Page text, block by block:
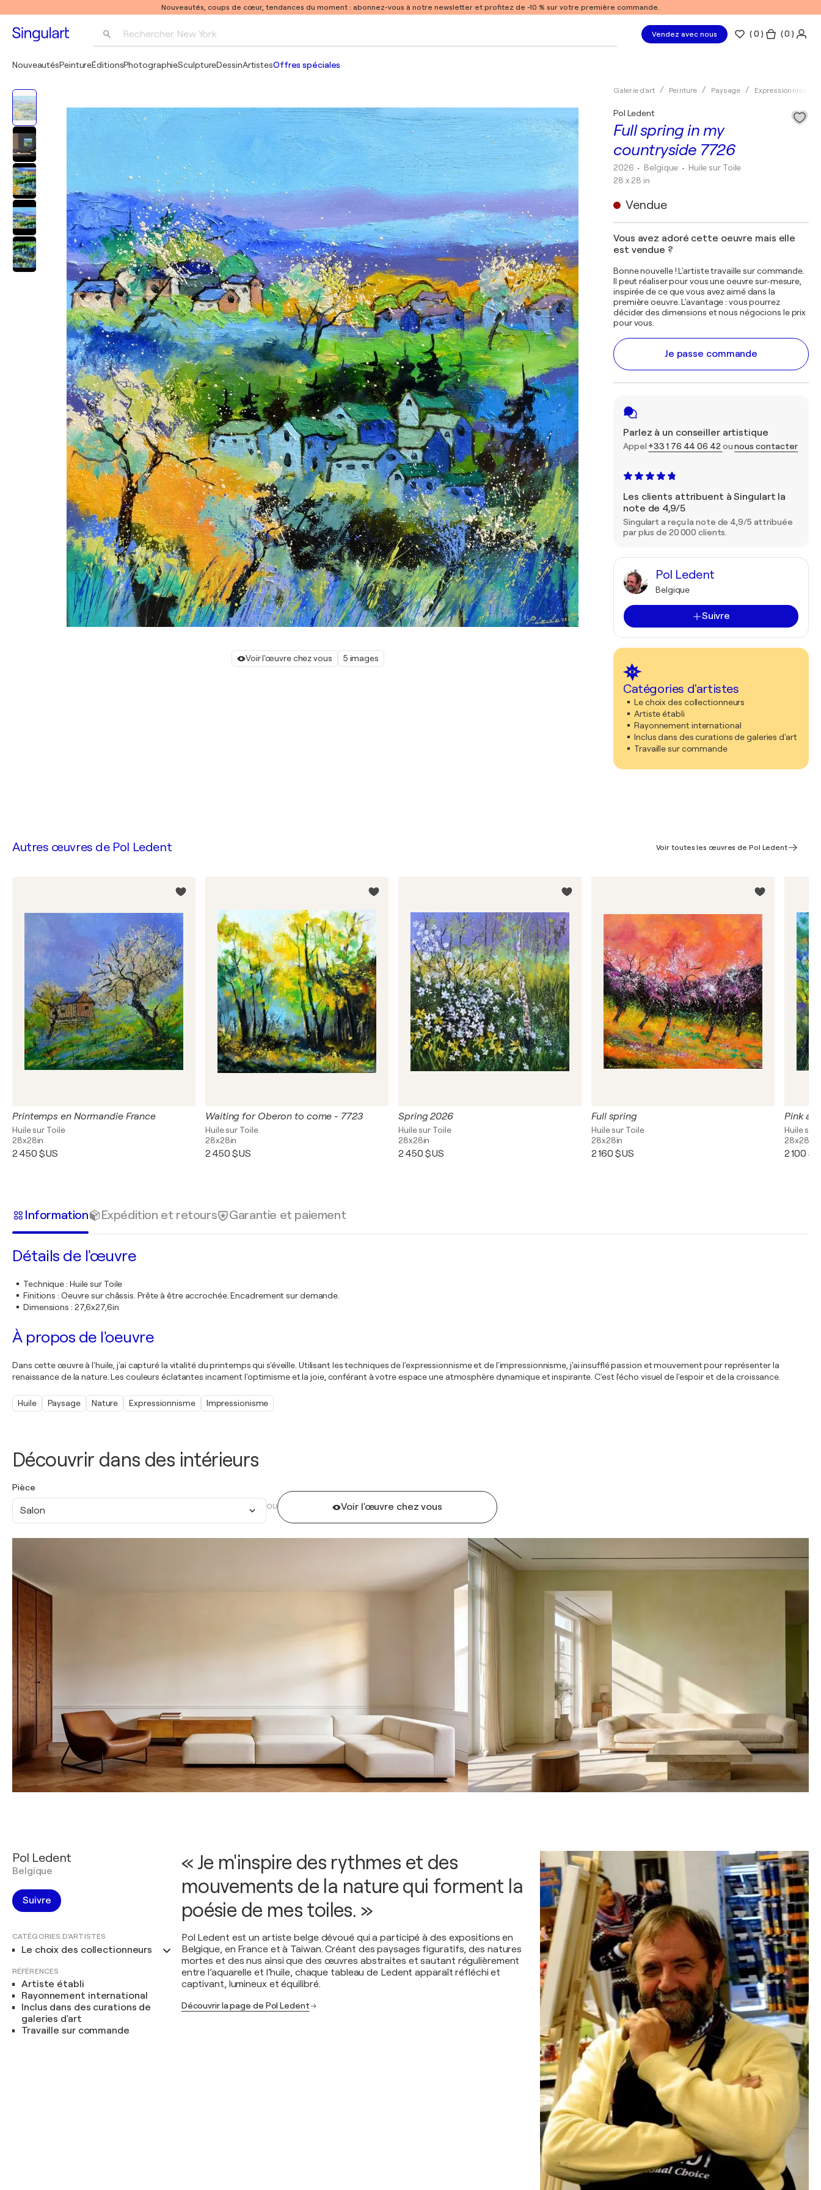
Nouveautés, coups de cœur, tendances du moment : abonnez-vous à notre newsletter et profitez de -10 % sur votre première commande.
Rechercher New York
Pablo Picasso
Vendez avec nous (0 ) ( 0 )
NouveautésPeintureÉditionsPhotographieSculptureDessinArtistesOffres spéciales
Voir l'œuvre chez vous 5 images
Galerie d'art Peinture Paysage Expressionnisme
Full spring in my
countryside 7726
Pol Ledent
2026 • Belgique • Huile sur Toile
28 x 28 in
Vendue
Vous avez adoré cette oeuvre mais elle
est vendue ?
Bonne nouvelle ! L'artiste travaille sur commande.
Il peut réaliser pour vous une oeuvre sur-mesure,
inspirée de ce que vous avez aimé dans la
première oeuvre. L'avantage : vous pourrez
décider des dimensions et nous négocions le prix
pour vous.
Je passe commande
Parlez à un conseiller artistique
Appel +33 1 76 44 06 42 ounous contacter
Les clients attribuent à Singulart la
note de 4,9/5
Singulart a reçu la note de 4,9/5 attribuée
par plus de 20 000 clients.
Pol Ledent
Belgique
Suivre
Catégories d'artistes
Le choix des collectionneurs
Artiste établi
Rayonnement international
Inclus dans des curations de galeries d'art
Travaille sur commande
Découvrir dans des intérieurs
Pièce
Salon OU Voir l'œuvre chez vous
Autres œuvres de Pol Ledent Voir toutes les œuvres de Pol Ledent
Printemps en Normandie France
Huile sur Toile
28x28in
2 450 $US
Waiting for Oberon to come - 7723
Huile sur Toile
28x28in
2 450 $US
Spring 2026
Huile sur Toile
28x28in
2 450 $US
Full spring
Huile sur Toile
28x28in
2 160 $US
Pink
Huile sur
28x28in
2 100
Information Expédition et retours Garantie et paiement
Détails de l'œuvre
Technique: Huile sur Toile
Finitions : Oeuvre sur châssis. Prête à être accrochée. Encadrement sur demande.
Dimensions : 27,6x27,6in
À propos de l'oeuvre
Dans cette œuvre à l'huile, j'ai capturé la vitalité du printemps qui s'éveille. Utilisant les techniques de l'expressionnisme et de l'impressionnisme, j'ai insufflé passion et mouvement pour représenter la
renaissance de la nature. Les couleurs éclatantes incarnent l'optimisme et la joie, conférant à votre espace une atmosphère dynamique et inspirante. C'est l'écho visuel de l'espoir et de la croissance.
Huile Paysage Nature Expressionnisme Impressionisme
Pol Ledent
Belgique
Suivre
CATÉGORIES D'ARTISTES
Le choix des collectionneurs
RÉFÉRENCES
Artiste établi
Rayonnement international
Inclus dans des curations de
galeries d'art
Travaille sur commande
« Je m'inspire des rythmes et des
mouvements de la nature qui forment la
poésie de mes toiles. »
Pol Ledent est un artiste belge dévoué qui a participé à des expositions en
Belgique, en France et à Taiwan. Créant des paysages figuratifs, des natures
mortes et des nus ainsi que des œuvres abstraites et sautant régulièrement
entre l’aquarelle et l’huile, chaque tableau de Ledent apparaît réfléchi et
captivant, lumineux et équilibré.
Découvrir la page de Pol Ledent